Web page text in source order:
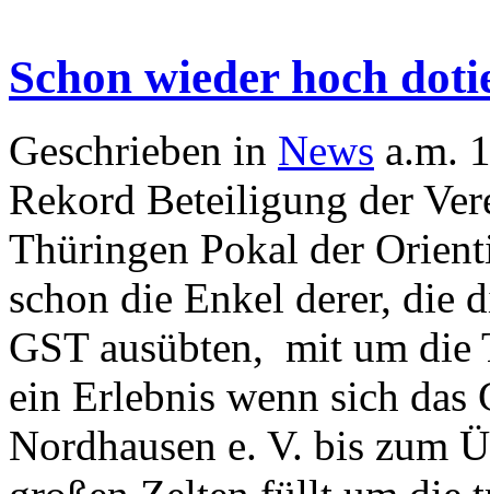
Schon wieder hoch
Geschrieben in News a.m.
Rekord Beteiligung der
Thüringen Pokal der
schon die Enkel derer, die
GST ausübten, mit um die
ein Erlebnis wenn sich das
Nordhausen e. V. bis zum